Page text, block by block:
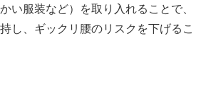
い服装など）を取り入れることで、
し、ギックリ腰のリスクを下げるこ